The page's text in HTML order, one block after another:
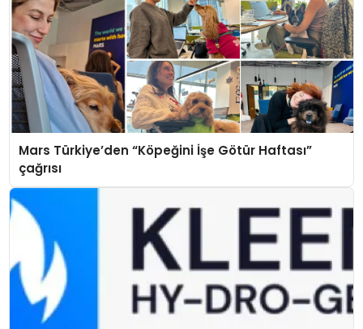
Mars Türkiye’den “Köpeğini İşe Götür Haftası”
çağrısı